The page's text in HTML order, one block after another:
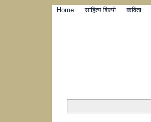
Home साहित्य शिल्पी कविता